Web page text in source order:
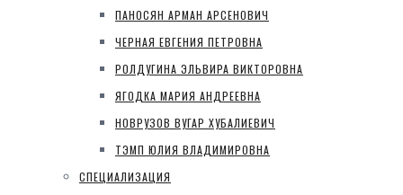
ПАНОСЯН АРМАН АРСЕНОВИЧ
ЧЕРНАЯ ЕВГЕНИЯ ПЕТРОВНА
РОЛДУГИНА ЭЛЬВИРА ВИКТОРОВНА
ЯГОДКА МАРИЯ АНДРЕЕВНА
НОВРУЗОВ ВУГАР ХУБАЛИЕВИЧ
ТЭМП ЮЛИЯ ВЛАДИМИРОВНА
СПЕЦИАЛИЗАЦИЯ